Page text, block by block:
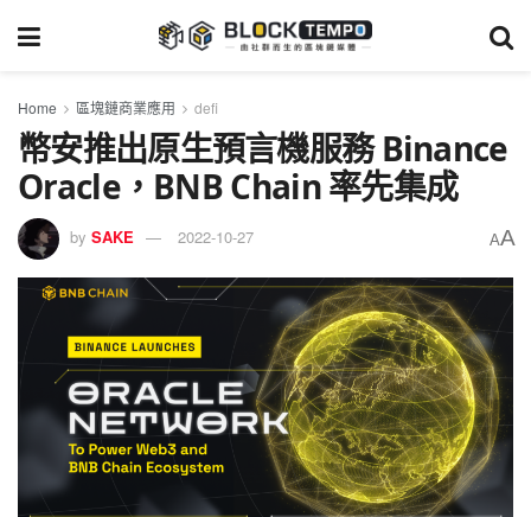
Home 區塊鏈商業應用 defi
幣安推出原生預言機服務 Binance
Oracle，BNB Chain 率先集成
by SAKE 2022-10-27 AA